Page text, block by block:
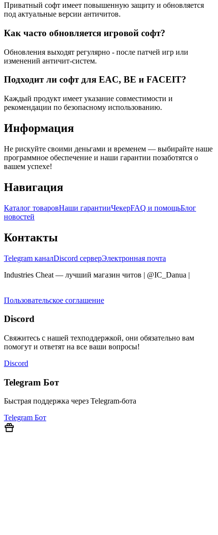
Приватный софт имеет повышенную защиту и обновляется
под актуальные версии античитов.
Как часто обновляется игровой софт?
Обновления выходят регулярно - после патчей игр или
изменений античит-систем.
Подходит ли софт для EAC, BE и FACEIT?
Каждый продукт имеет указание совместимости и
рекомендации по безопасному использованию.
Информация
Не рискуйте своими деньгами и временем — выбирайте наше
программное обеспечение и наши гарантии позаботятся о
вашем успехе!
Навигация
Каталог товаровНаши гарантииЧекерFAQ и помощьБлог
новостей
Контакты
Telegram каналDiscord серверЭлектронная почта
Industries Cheat — лучший магазин читов | @IC_Danua |
Пользовательское соглашение
Discord
Свяжитесь с нашей техподдержкой, они обязательно вам
помогут и ответят на все ваши вопросы!
Discord
Telegram Бот
Быстрая поддержка через Telegram-бота
Telegram Бот